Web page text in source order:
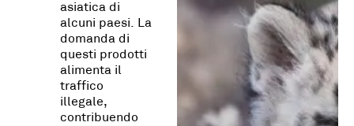
asiatica di
alcuni paesi. La
domanda di
questi prodotti
alimenta il
traffico
illegale,
contribuendo